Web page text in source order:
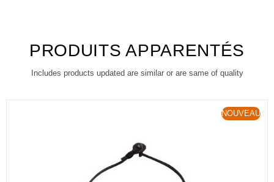
PRODUITS APPARENTÉS
Includes products updated are similar or are same of quality
NOUVEAU